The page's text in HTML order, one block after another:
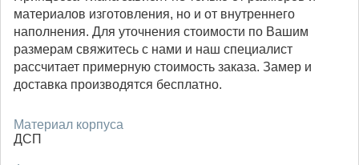
материалов изготовления, но и от внутреннего
наполнения. Для уточнения стоимости по Вашим
размерам свяжитесь с нами и наш специалист
рассчитает примерную стоимость заказа. Замер и
доставка производятся бесплатно.
Материал корпуса
ДСП